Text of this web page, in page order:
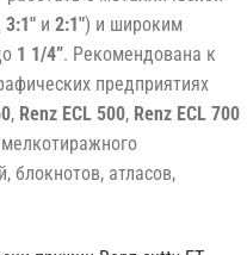
3:1″ и 2:1″) и широким
1 1/4”. Рекомендована к
предприятиях
, Renz ECL 500, Renz ECL 700
блокнотов, атласов,